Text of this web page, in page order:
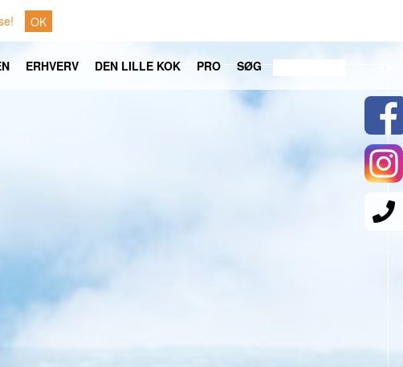
OK
ERHVERV DEN LILLE KOK PRO SØG